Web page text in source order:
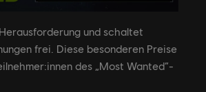
und schaltet
frei. Diese besonderen Preise
des „Most Wanted“-